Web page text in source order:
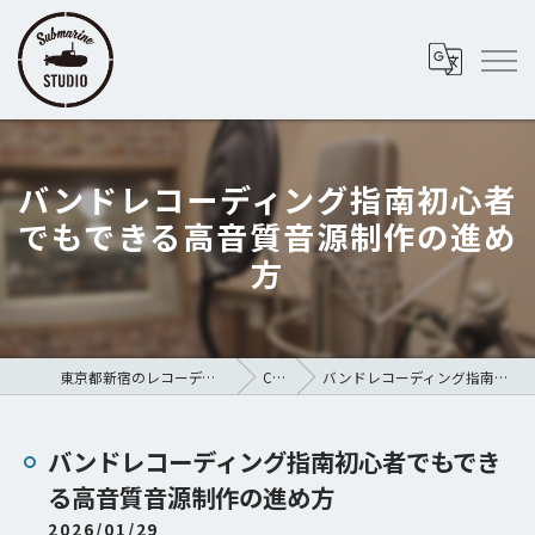
バンドレコーディング指南初心者
でもできる高音質音源制作の進め
方
東京都新宿のレコーディングスタジオならSubmarine STUDIO COLUMN バンドレコーディング指南初心者でもできる高音質音源制作の進め方
バンドレコーディング指南初心者でもでき
る高音質音源制作の進め方
2026/01/29